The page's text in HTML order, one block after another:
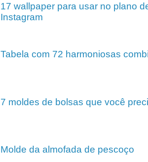
17 wallpaper para usar no plano
Instagram
Tabela com 72 harmoniosas
7 moldes de bolsas que você
Molde da almofada de pescoço